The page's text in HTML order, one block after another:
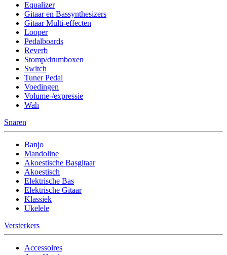
Equalizer
Gitaar en Bassynthesizers
Gitaar Multi-effecten
Looper
Pedalboards
Reverb
Stomp/drumboxen
Switch
Tuner Pedal
Voedingen
Volume-/expressie
Wah
Snaren
Banjo
Mandoline
Akoestische Basgitaar
Akoestisch
Elektrische Bas
Elektrische Gitaar
Klassiek
Ukelele
Versterkers
Accessoires